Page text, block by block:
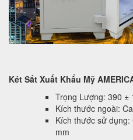
Két Sắt Xuất Khẩu Mỹ
Trọng Lượng: 390 ±
Kích thước ngoài:
Kích thước sử dụng:
mm